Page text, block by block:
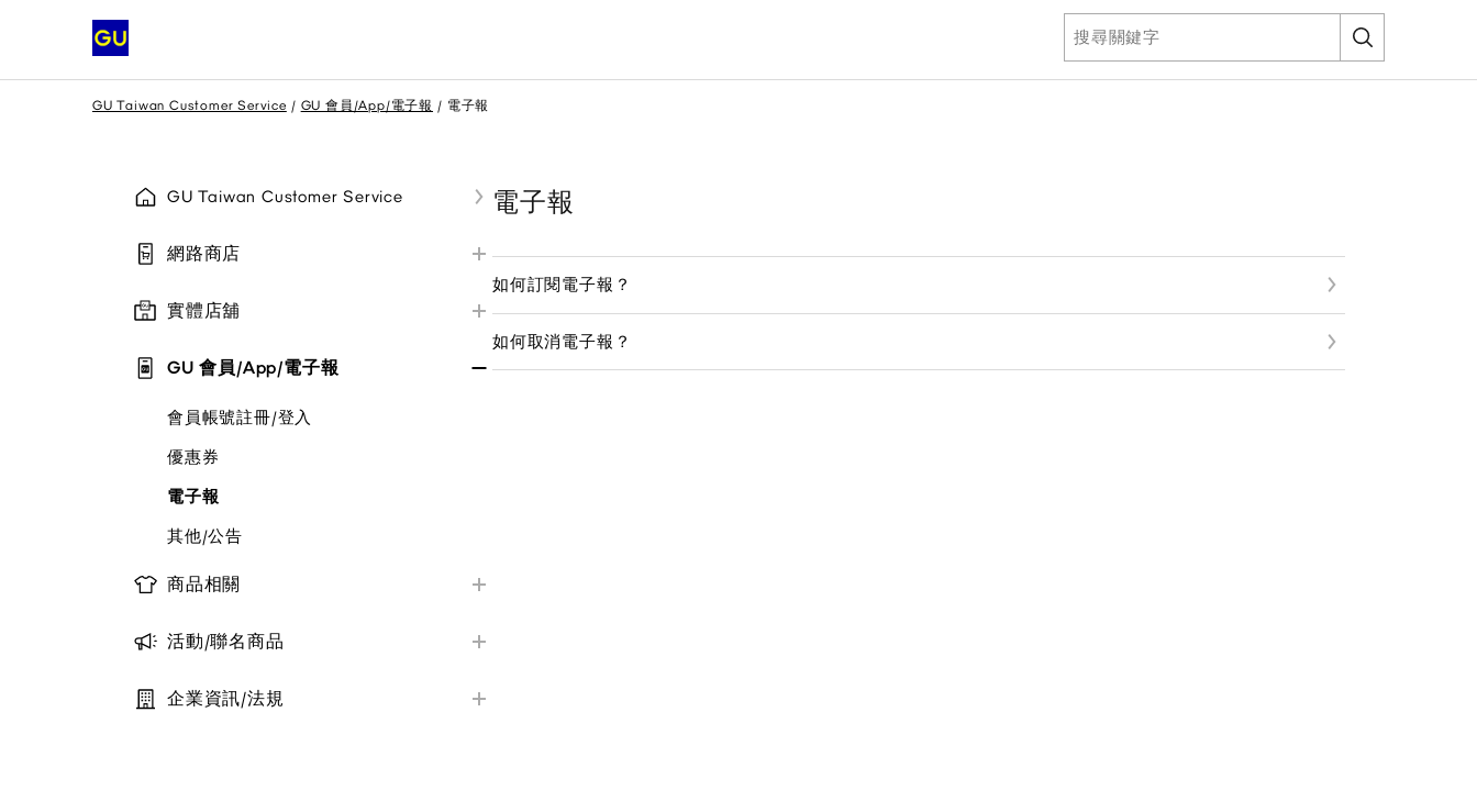
GU Taiwan Customer Service GU 會員/App/電子報 電子報
GU Taiwan Customer Service
網路商店
網路商店配送相關
網路商店退貨與換貨
其他/公告
實體店舖
實體店舖退貨與換貨
實體店舖取貨說明
其他/公告
GU 會員/App/電子報
會員帳號註冊/登入
優惠券
電子報
其他/公告
商品相關
商品庫存查詢
大宗採購服務
活動/聯名商品
聯名系列商品一覽
企業資訊/法規
電子報
如何訂閱電子報？
如何取消電子報？